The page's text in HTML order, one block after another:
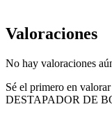
Valoraciones
No hay valoraciones
Sé el primero en
DESTAPADOR DE